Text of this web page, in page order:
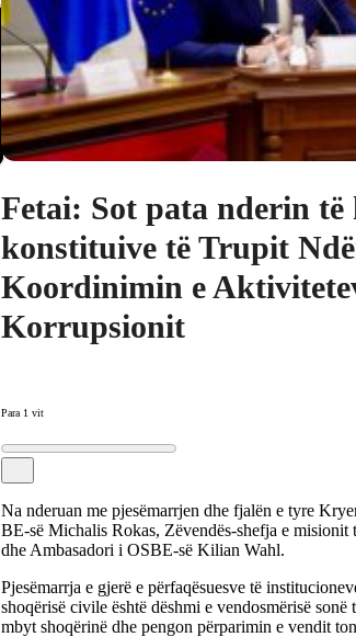
Fetai: Sot pata nderin
konstituive të Trupit
Koordinimin e
Korrupsionit
Para 1 vit
Na nderuan me pjesëmarrjen dhe fjalën e tyre
BE-së Michalis Rokas, Zëvendës-shefja e
dhe Ambasadori i OSBE-së Kilian Wahl.
Pjesëmarrja e gjerë e përfaqësuesve të
shoqërisë civile është dëshmi e vendosmërisë
mbyt shoqërinë dhe pengon përparimin e vendit